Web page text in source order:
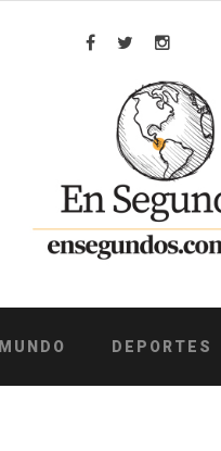
Facebook
Twitter
MUNDO DEPORTES